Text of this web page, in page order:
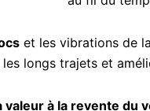
et les vibrations de
longs trajets et
valeur à la revente du